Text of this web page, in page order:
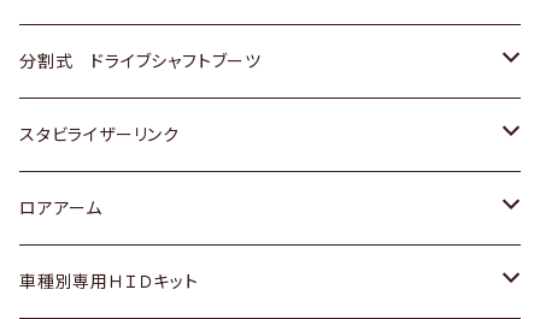
三菱
スバル
スバル
日産
いすゞ
ダイハツ
マツダ
ホンダ
スズキ
日産
ダイハツ
トヨタ
ホンダ
スズキ
日産
分割式 ドライブシャフトブーツ
トヨタ
ホンダ
スズキ
スタビライザーリンク
トヨタ
ホンダ
ロアアーム
ホンダ
車種別専用ＨＩＤキット